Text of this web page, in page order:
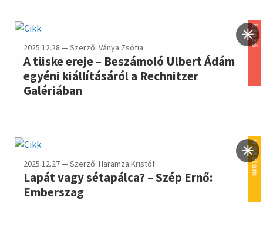
képző
2025.12.28 — Szerző: Ványa Zsófia
A tüske ereje – Beszámoló Ulbert Ádám
egyéni kiállításáról a Rechnitzer
Galériában
irodalom
2025.12.27 — Szerző: Haramza Kristóf
Lapát vagy sétapálca? – Szép Ernő:
Emberszag